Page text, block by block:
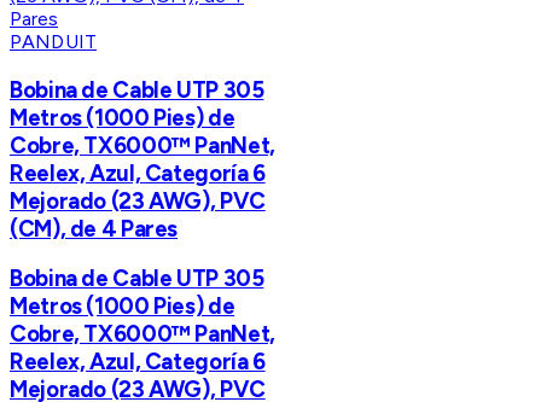
PANDUIT
Bobina de Cable UTP 305
Metros (1000 Pies) de
Cobre, TX6000™ PanNet,
Reelex, Azul, Categoría 6
Mejorado (23 AWG), PVC
(CM), de 4 Pares
Bobina de Cable UTP 305
Metros (1000 Pies) de
Cobre, TX6000™ PanNet,
Reelex, Azul, Categoría 6
Mejorado (23 AWG), PVC